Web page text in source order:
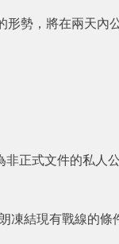
形勢，將在兩天內
正式文件的私人
結現有戰線的條